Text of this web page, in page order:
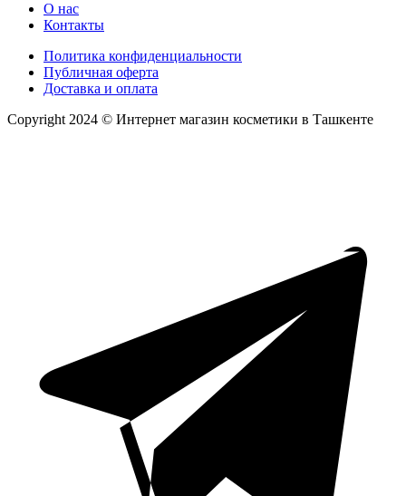
О нас
Контакты
Политика конфиденциальности
Публичная оферта
Доставка и оплата
Copyright 2024 © Интернет магазин косметики в Ташкенте